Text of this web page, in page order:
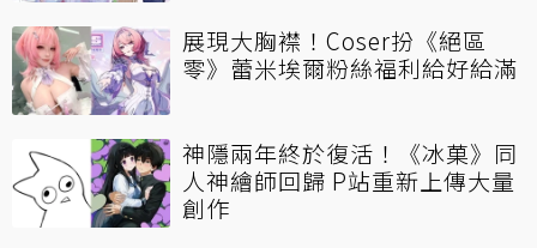
展現大胸襟！Coser扮《絕區
零》蕾米埃爾粉絲福利給好給滿
神隱兩年終於復活！《冰菓》同
人神繪師回歸 P站重新上傳大量
創作